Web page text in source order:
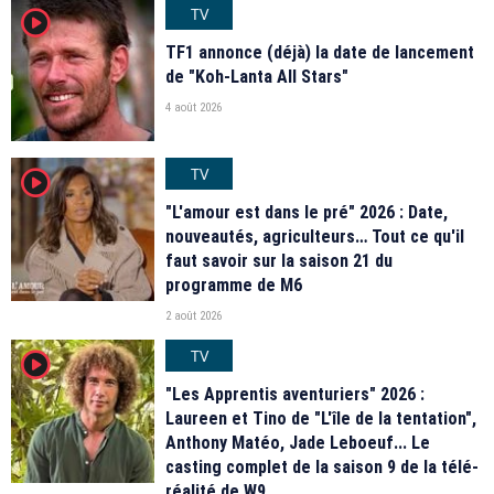
player2
TV
TF1 annonce (déjà) la date de lancement
de "Koh-Lanta All Stars"
4 août 2026
player2
TV
"L'amour est dans le pré" 2026 : Date,
nouveautés, agriculteurs… Tout ce qu'il
faut savoir sur la saison 21 du
programme de M6
2 août 2026
player2
TV
"Les Apprentis aventuriers" 2026 :
Laureen et Tino de "L'île de la tentation",
Anthony Matéo, Jade Leboeuf... Le
casting complet de la saison 9 de la télé-